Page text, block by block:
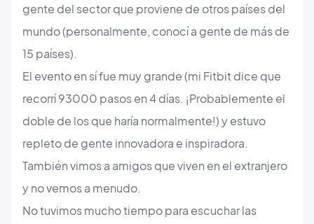
gente del sector que proviene de otros países del
mundo (personalmente, conocí a gente de más de
15 países).
El evento en sí fue muy grande (mi Fitbit dice que
recorrí 93000 pasos en 4 días. ¡Probablemente el
doble de los que haría normalmente!) y estuvo
repleto de gente innovadora e inspiradora.
También vimos a amigos que viven en el extranjero
y no vemos a menudo.
No tuvimos mucho tiempo para escuchar las